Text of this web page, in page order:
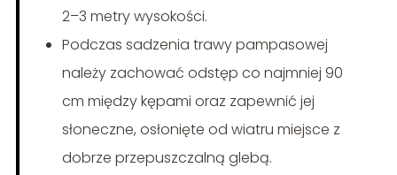
2–3 metry wysokości.
Podczas sadzenia trawy pampasowej
należy zachować odstęp co najmniej 90
cm między kępami oraz zapewnić jej
słoneczne, osłonięte od wiatru miejsce z
dobrze przepuszczalną glebą.